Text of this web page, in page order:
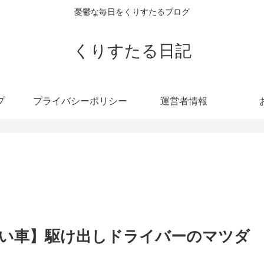
憂鬱な毎日をくりすたるブログ
くりすたる日記
プライバシーポリシー 運営者情報
車】駆け出しドライバーのマツダ